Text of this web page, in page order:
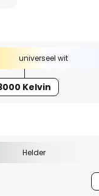
universeel wit
Kelvin
Helder